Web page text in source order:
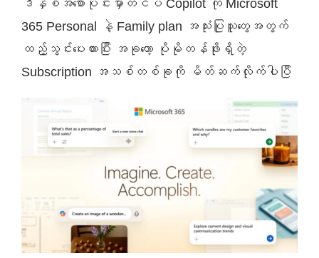
ဒီနှစ်အစောပိုင်းမှာတင်ပဲ Copilot ကို Microsoft
365 Personal နဲ့ Family plan အသုံးပြုသူတွေအတွက်
ထည့်သွင်းပေးထားပြီး အခုတော့ ပိုမိုတန်ဖိုးရှိတဲ့
Subscription အသစ်တစ်ခုကို မိတ်ဆက်လိုက်ပါပြီ